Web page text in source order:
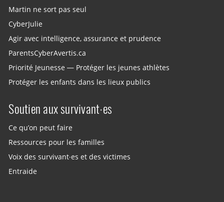
Martin ne sort pas seul
CyberJulie
Agir avec intelligence, assurance et prudence
ParentsCyberAvertis.ca
Priorité Jeunesse — Protéger les jeunes athlètes
Protéger les enfants dans les lieux publics
Soutien aux survivant·es
Ce qu’on peut faire
Ressources pour les familles
Voix des survivant·es et des victimes
Entraide